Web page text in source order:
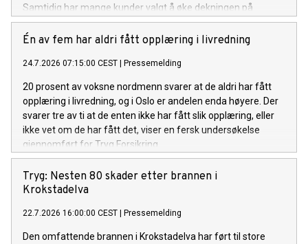
Samtidig har mange kunder valgt å øke dekningen på
innboforsikringen de allerede har.
Én av fem har aldri fått opplæring i livredning
24.7.2026 07:15:00 CEST | Pressemelding
20 prosent av voksne nordmenn svarer at de aldri har fått
opplæring i livredning, og i Oslo er andelen enda høyere. Der
svarer tre av ti at de enten ikke har fått slik opplæring, eller
ikke vet om de har fått det, viser en fersk undersøkelse
gjennomført for Tryg Forsikring.
Tryg: Nesten 80 skader etter brannen i
Krokstadelva
22.7.2026 16:00:00 CEST | Pressemelding
Den omfattende brannen i Krokstadelva har ført til store